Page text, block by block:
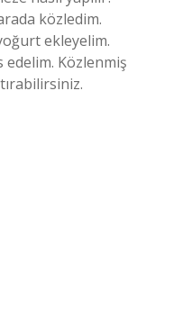
közledim.
ekleyelim.
edelim. Közlenmiş